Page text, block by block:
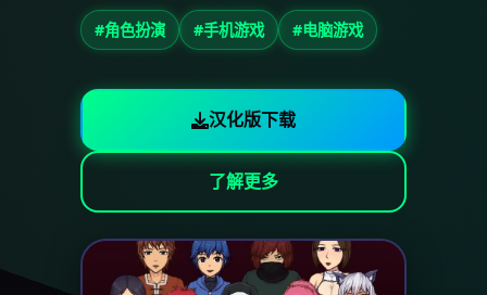
#角色扮演 #手机游戏 #电脑游戏
汉化版下载
了解更多